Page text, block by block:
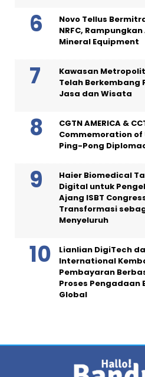
Novo Tellus
NRFC,
Mineral Equipment
Kawasan
Telah Berkembang
Jasa dan Wisata
CGTN AMERICA &
Commemoration
Ping-Pong
Haier Biomedical
Digital untuk
Ajang ISBT
Transformasi
Menyeluruh
Lianlian DigiTech
International
Pembayaran
Proses Pengadaan
Global